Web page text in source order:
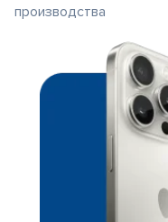
производства